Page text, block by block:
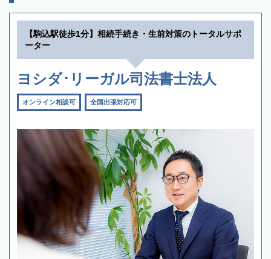
【駒込駅徒歩1分】相続手続き・生前対策のトータルサポ
ーター
ヨシダ･リーガル司法書士法人
オンライン相談可 全国出張対応可